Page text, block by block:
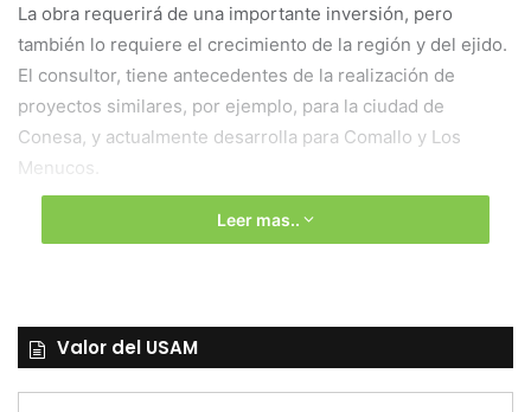
La obra requerirá de una importante inversión, pero
también lo requiere el crecimiento de la región y del ejido.
El consultor, tiene antecedentes de la realización de
proyectos similares, por ejemplo, para la ciudad de
Conesa, y actualmente desarrolla para Comallo y Los
Menucos.
Leer mas..
Valor del USAM